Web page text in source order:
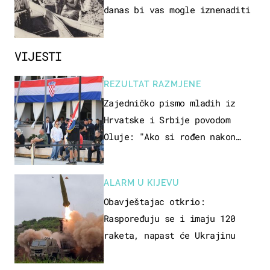
VIJESTI
REZULTAT RAZMJENE
Zajedničko pismo mladih iz
Hrvatske i Srbije povodom
Oluje: "Ako si rođen nakon
ALARM U KIJEVU
Obavještajac otkrio:
Raspoređuju se i imaju 120
raketa, napast će Ukrajinu
danas bi vas mogle iznenaditi